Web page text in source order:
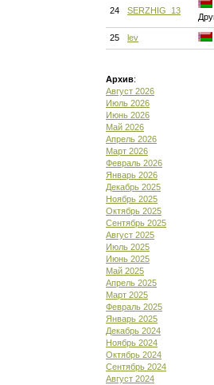
24 SERZHIG_13
25 lev
Архив:
Август 2026
Июль 2026
Июнь 2026
Май 2026
Апрель 2026
Март 2026
Февраль 2026
Январь 2026
Декабрь 2025
Ноябрь 2025
Октябрь 2025
Сентябрь 2025
Август 2025
Июль 2025
Июнь 2025
Май 2025
Апрель 2025
Март 2025
Февраль 2025
Январь 2025
Декабрь 2024
Ноябрь 2024
Октябрь 2024
Сентябрь 2024
Август 2024